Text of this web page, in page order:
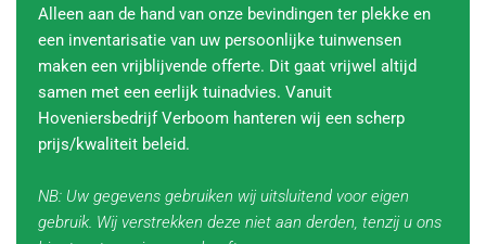
Alleen aan de hand van onze bevindingen ter plekke en
een inventarisatie van uw persoonlijke tuinwensen
maken een vrijblijvende offerte. Dit gaat vrijwel altijd
samen met een eerlijk tuinadvies. Vanuit
Hoveniersbedrijf Verboom hanteren wij een scherp
prijs/kwaliteit beleid.
NB: Uw gegevens gebruiken wij uitsluitend voor eigen
gebruik. Wij verstrekken deze niet aan derden, tenzij u ons